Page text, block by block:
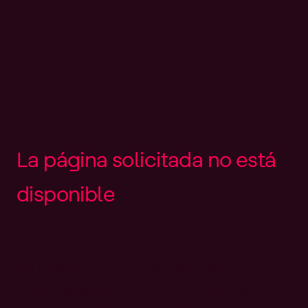
La página solicitada no está
disponible